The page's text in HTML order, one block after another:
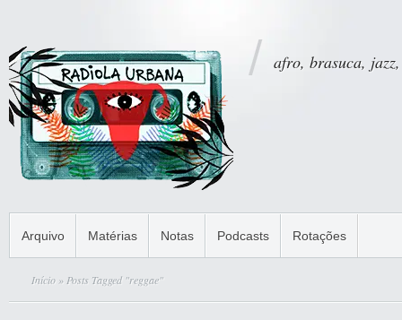
afro, brasuca,
Arquivo Matérias Notas Podcasts Rotações
Início » Posts Tagged "reggae"